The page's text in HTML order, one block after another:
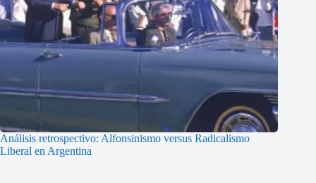
Análisis retrospectivo: Alfonsinismo versus Radicalismo
Liberal en Argentina